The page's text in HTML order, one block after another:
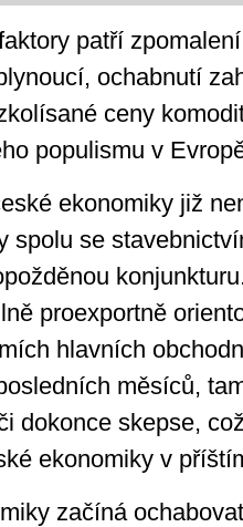
patří
ochabnutí
ceny
populismu v
ekonomiky již
spolu se
proexportně
hlavních
měsíců,
dokonce skepse,
ekonomiky v
začíná